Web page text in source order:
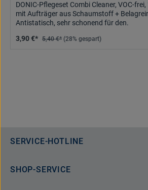
DONIC-Pflegeset Combi Cleaner, VOC-
mit Aufträger aus Schaumstoff +
Antistatisch, sehr schonend für den.
3,90 €* 5,40 €* (28% gespart)
SERVICE-HOTLINE
SHOP-SERVICE